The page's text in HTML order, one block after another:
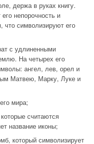
держа в руках книгу.
непорочность и
что символизируют его
с удлиненными
На четырех его
ангел, лев, орел и
Матвею, Марку, Луке и
мира;
считаются
название иконы;
который символизирует